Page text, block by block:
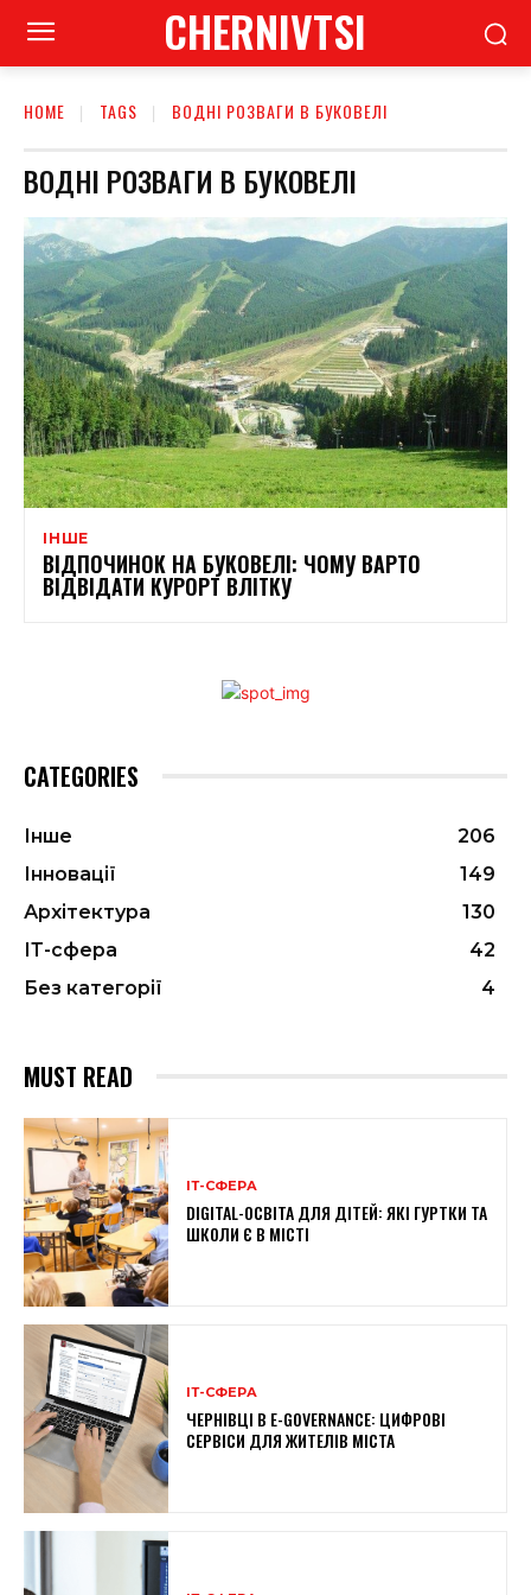
CHERNIVTSI
HOME TAGS ВОДНІ РОЗВАГИ В БУКОВЕЛІ
ВОДНІ РОЗВАГИ В БУКОВЕЛІ
ІНШЕ
ВІДПОЧИНОК НА БУКОВЕЛІ: ЧОМУ ВАРТО
ВІДВІДАТИ КУРОРТ ВЛІТКУ
CATEGORIES
Інше
206
Інновації
149
Архітектура
130
ІТ-сфера
42
Без категорії
4
MUST READ
ІТ-СФЕРА
DIGITAL-ОСВІТА ДЛЯ ДІТЕЙ: ЯКІ ГУРТКИ ТА
ШКОЛИ Є В МІСТІ
ІТ-СФЕРА
ЧЕРНІВЦІ В E-GOVERNANCE: ЦИФРОВІ
СЕРВІСИ ДЛЯ ЖИТЕЛІВ МІСТА